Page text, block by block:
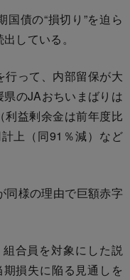
債の“損切り”を迫ら
している。
行って、内部留保が大
のJAおちいまばりは
益剰余金は前年度比
上（同91％減）など
様の理由で巨額赤字
合員を対象にした説
損失に陥る見通しを